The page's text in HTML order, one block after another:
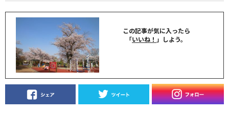
この記事が気に入ったら
「いいね！ 」しよう。